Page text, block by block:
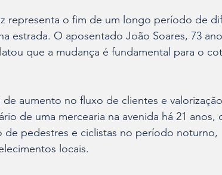
representa o fim de um longo período de
estrada. O aposentado João Soares, 73
que a mudança é fundamental para o
aumento no fluxo de clientes e valorização
de uma mercearia na avenida há 21 anos,
de pedestres e ciclistas no período noturno,
locais.